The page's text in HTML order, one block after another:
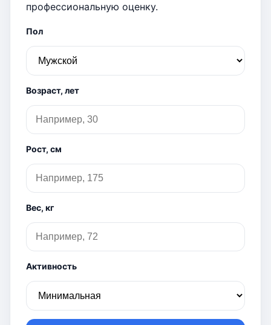
профессиональную оценку.
Пол
Возраст, лет
Рост, см
Вес, кг
Активность